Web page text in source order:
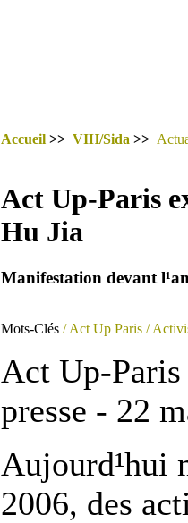
Accueil >> VIH/Sida >>
Act Up-Paris
Hu Jia
Manifestation devant
Mots-Clés / Act Up Paris /
Act Up-
presse - 22
Aujourd¹hui
2006, des